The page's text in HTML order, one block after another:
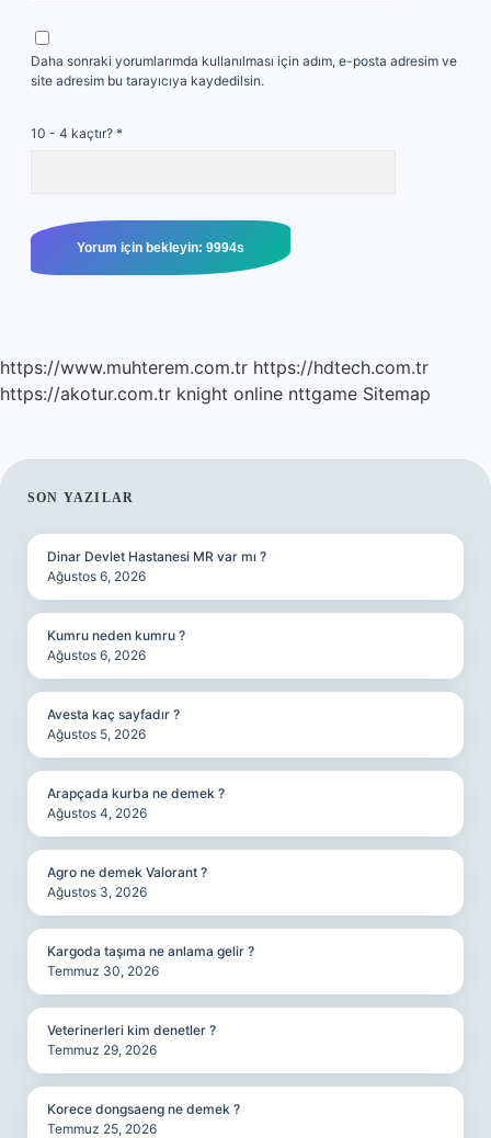
Daha sonraki yorumlarımda kullanılması için adım, e-posta adresim ve
site adresim bu tarayıcıya kaydedilsin.
10 - 4 kaçtır? *
https://www.muhterem.com.tr https://hdtech.com.tr
https://akotur.com.tr knight online nttgame Sitemap
SIDEBAR
SON YAZILAR
Dinar Devlet Hastanesi MR var mı ?
Ağustos 6, 2026
Kumru neden kumru ?
Ağustos 6, 2026
Avesta kaç sayfadır ?
Ağustos 5, 2026
Arapçada kurba ne demek ?
Ağustos 4, 2026
Agro ne demek Valorant ?
Ağustos 3, 2026
Kargoda taşıma ne anlama gelir ?
Temmuz 30, 2026
Veterinerleri kim denetler ?
Temmuz 29, 2026
Korece dongsaeng ne demek ?
Temmuz 25, 2026